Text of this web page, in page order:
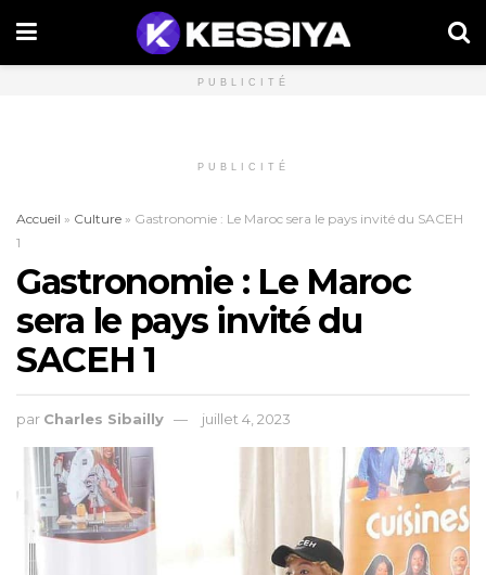
PUBLICITÉ
PUBLICITÉ
Accueil » Culture » Gastronomie : Le Maroc sera le pays invité du SACEH
1
Gastronomie : Le Maroc
sera le pays invité du
SACEH 1
par Charles Sibailly juillet 4, 2023